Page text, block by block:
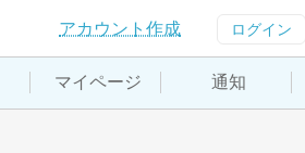
アカウント作成 ログイン
マイページ 通知